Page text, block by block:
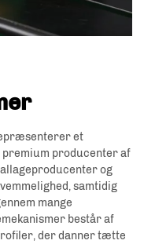
et
premium producenter af
og
samtidig
mange
består af
der danner tætte